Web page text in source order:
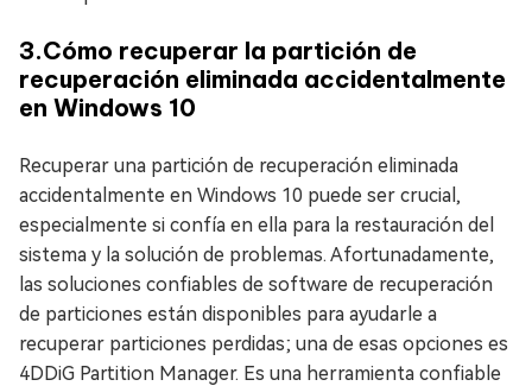
3.Cómo recuperar la partición de
recuperación eliminada accidentalmente
en Windows 10
Recuperar una partición de recuperación eliminada
accidentalmente en Windows 10 puede ser crucial,
especialmente si confía en ella para la restauración del
sistema y la solución de problemas. Afortunadamente,
las soluciones confiables de software de recuperación
de particiones están disponibles para ayudarle a
recuperar particiones perdidas; una de esas opciones es
4DDiG Partition Manager. Es una herramienta confiable